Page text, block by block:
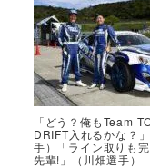
「どう？俺もTeam
DRIFT入れるかな？
手）「ライン取りも
先輩!」（川畑選手）